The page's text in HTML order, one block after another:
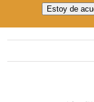
Estoy de